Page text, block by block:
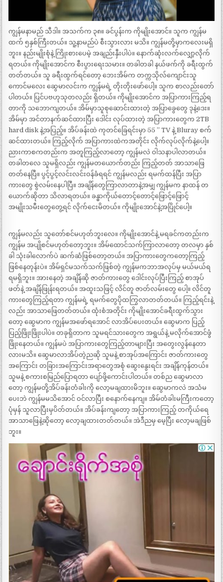
ကျွန်မနာမည် သီဒါ။ အသက်က ၃၈။ ခင်ပွန်းက ကိုမျိုးအောင်။ သူက ကျွန်မ
ထက် ၅နှစ်ကြီးတယ်။ သူ့နာမည်ပဲ စီးသွားလား မသိ။ ကျွန်မတို့မှာကလေးမရှိ
ဘူး။ နည်းမျိုးစုံနဲ့ ကြိုးစားပေမဲ့ အချည်းနှီးပါပဲ။ နောက်ဆုံးလက်လျှော့လိုက်
ရတယ်။ ကိုမျိုးအောင်က စီးပွားရေးသမား။ တခါတခါ နယ်ဖက်ကို ခရီးထွက်
တတ်တယ်။ သူ ခရီးထွက်ရင်တော့ ဘေးအိမ်က တက္ကသိုလ်ကျောင်းသူ
ကောင်မလေး ဆွေမာလင်းက ကျွန်မရဲ့ တိုးတိုးဖော်ပေါ့။ သူက စာလည်းတော်
ပါတယ်။ ပြင်ပဗဟုသုတလည်း ရှိတယ်။ ကိုမျိုးအောင်က အပြာကားကြည့်ရ
တာကို သဘောကျတယ်။ အိမ်မှာသူစုဆောင်းထားတဲ့ အပြာခွေတွေ ဒုနဲ့ဒေး။
အိမ်မှာ အင်တာနက်ဆင်ထားပြီး ဒေါင်း လုပ်ထားတဲ့ အပြာကားတွေက 2TB
hard disk နဲ့အပြည့်။ အိပ်ခန်းထဲ ကုတင်ခြေရင်းမှာ 55 ” TV နဲ့ Bluray စက်
ဆင်ထားတယ်။ ကြည့်လိုက် အပြာကားထဲကအတိုင်း လိုက်လုပ်လိုက်နဲ့ပေါ့။
ညားကာစကတည်းက အတူကြည့်လာတော့ ကျွန်မလဲ ဝါသနာပါလာတယ်။
တခါတလေ သူမရှိလည်း ကျွန်မတယောက်တည်း ကြည့်တတ် အာသာဖြေ
တတ်နေပြီ။ ပွင့်ပွင့်လင်းလင်းဝန်ခံရရင် ကျွန်မလည်း ရမက်ထန်ပြီး အပြာ
ကားတွေ စွဲလမ်းနေပါပြီ။ အချိန်တွေကြာလာတာနဲ့အမျှ ကျွန်မက နာထန် တ
ယောက်ဆိုတာ သိလာရတယ်။ ခန္ဓာကိုယ်တောင့်တောင့်ဖြောင့်ဖြောင့်
အမျိုးသမီးတွေတွေ့ရင် လိုက်ငေးမိတယ်။ ကိုမျိုးအောင်နဲ့အပြိုင်ပေါ့။
ကျွန်မလည်း သူတော်စင်မဟုတ်ဘူးလေ။ ကိုမျိုးအောင်နဲ့ မရခင်ကတည်းက
ကျွန်မ အပျိုစင်မဟုတ်တော့ဘူး။ အိမ်ထောင်သက်ကြာလာတော့ တလမှာ နှစ်
ခါ သုံးခါလောက်ပဲ ဆက်ဆံဖြစ်တော့တယ်။ အပြာကားတွေကတော့ကြည့်
ဖြစ်နေတုန်းပဲ။ အိမ်ရှင်မသက်သက်ဖြစ်တဲ့ ကျွန်မကဘာအလုပ်မှ မယ်မယ်ရ
ရမရှိဘူး။ အားနေတဲ့ အချိန်ဆို ဇာတ်ကားတွေ ဒေါင်းလုပ်ပြီးကြည့် စာအုပ်
ဖတ်နဲ့ အချိန်ဖြုန်းရတယ်။ အထူးသဖြင့် လိင်တူ ဇာတ်လမ်းတွေ ပေါ့။ လိင်တူ
ကားတွေကြည့်ရတာ ကျွန်မရဲ့ ရမက်တွေပိုထကြွလာတတ်တယ်။ ကြည့်ရင်းနဲ့
လည်း အာသာဖြေတတ်တယ်။ ထုံးစံအတိုင်း ကိုမျိုးအောင်ခရီးထွက်သွား
တော့ ဆွေမာက ကျွန်မအဖော်ရအောင် လာအိပ်ပေးတယ်။ ဆွေမာက ပြည့်
ပြည့်ဖြိုးဖြိုးပါပဲ။ တခုရှိတာက သူမရင်သားတွေက အရွယ်နဲ့ မလိုက်အောင်ဖွံ
ဖြိုးနေတယ်။ ကျွန်မပဲ အပြာကားတွေကြည့်တာများပြီး အတွေးလွန်နေတာ
လားမသိ။ ဆွေမာလာအိပ်တဲ့ညဆို သူမနဲ့ စာအုပ်အကြောင်း ဇာတ်ကားတွေ
အကြောင်း တခြားအကြောင်းအရာတွေအစုံ ဆွေးနွေးရင်း အချိန်ကုန်တယ်။
သူမနဲ့ စကားစမြည်ပြောရတာ ပျော်ဖို့ကောင်းပါတယ်။ တစ်ည ဆွေမာလာ
တော့ ကျွန်မတို့အိပ်ခန်းတံခါးကို လော့မချထားမိဘူး။ ဆွေမာကလဲ အသံမ
ပေးဘဲ ကျွန်မမသိအောင် ဝင်လာပြီး စနောက်နေကျ။ အိမ်တံခါးမကြီးကတော့
ပုံမှန် သူလာပြီးမှပိတ်တယ်။ အိပ်ခန်းကျတော့ အပြာကားကြည့် တကိုယ်ရေ
အာသာဖြေနဲ့ဆိုတော့ လော့ချထားတတ်တယ်။ အဲဒီညမှ မေ့ပြီး လော့မချဖြစ်
ဘူး။